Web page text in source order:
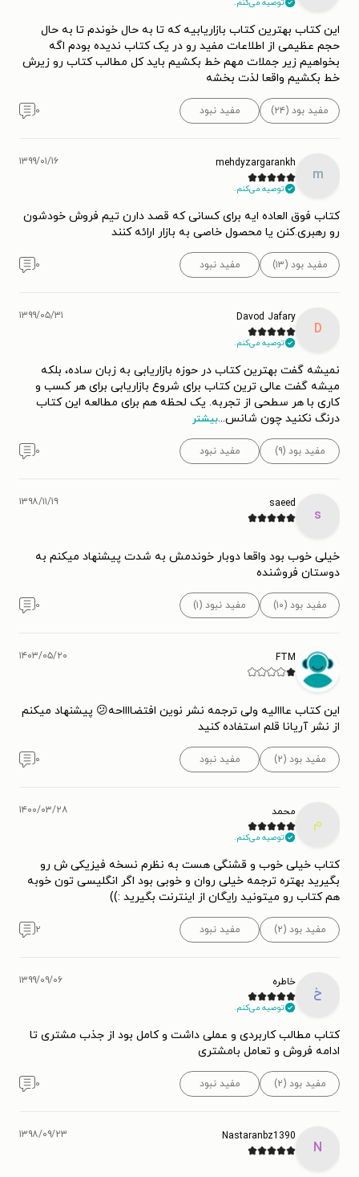
توصیه می‌کنم.
این کتاب بهترین کتاب بازاریابیه که تا به حال خوندم تا به حال
حجم عظیمی از اطلاعات مفید رو در یک کتاب ندیده بودم اگه
بخواهیم زیر جملات مهم خط بکشیم باید کل مطالب کتاب رو زیرش
خط بکشیم واقعا لذت بخشه
مفید بود (۲۴) مفید نبود ۰
m
mehdyzargarankh
توصیه می‌کنم.
۱۳۹۹/۰۱/۱۶
کتاب فوق العاده ایه برای کسانی که قصد دارن تیم فروش خودشون
رو رهبری.کنن یا محصول خاصی به بازار ارائه کنند
مفید بود (۱۳) مفید نبود ۰
D
Davod Jafary
توصیه می‌کنم.
۱۳۹۹/۰۵/۳۱
نمیشه گفت بهترین کتاب در حوزه بازاریابی به زبان ساده، بلکه
میشه گفت عالی ترین کتاب برای شروع بازاریابی برای هر کسب و
کاری با هر سطحی از تجربه. یک لحظه هم برای مطالعه این کتاب
درنگ نکنید چون شانس...بیشتر
مفید بود (۹) مفید نبود ۰
s
saeed ۱۳۹۸/۱۱/۱۹
خیلی خوب بود واقعا دوبار خوندمش به شدت پیشنهاد میکنم به
دوستان فروشنده
مفید بود (۱۰) مفید نبود (۱) ۰
FTM ۱۴۰۳/۰۵/۲۰
این کتاب عااالیه ولی ترجمه نشر نوین افتضااااحه😕 پیشنهاد میکنم
از نشر آریانا قلم استفاده کنید
مفید بود (۲) مفید نبود ۰
م
محمد
توصیه می‌کنم.
۱۴۰۰/۰۳/۲۸
کتاب خیلی خوب و قشنگی هست به نظرم نسخه فیزیکی ش رو
بگیرید بهتره ترجمه خیلی روان و خوبی بود اگر انگلیسی تون خوبه
هم کتاب رو میتونید رایگان از اینترنت بگیرید :))
مفید بود (۲) مفید نبود ۲
خ
خاطره
توصیه می‌کنم.
۱۳۹۹/۰۹/۰۶
کتاب مطالب کاربردی و عملی داشت و کامل بود از جذب مشتری تا
ادامه فروش و تعامل بامشتری
مفید بود (۲) مفید نبود ۰
N
Nastaranbz1390 ۱۳۹۸/۰۹/۲۳